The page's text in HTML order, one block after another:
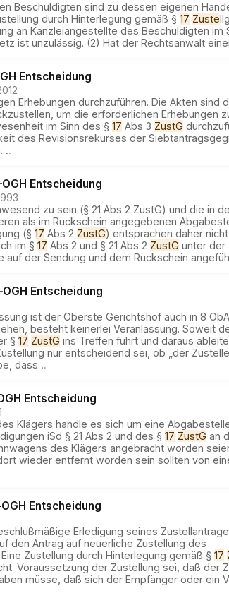
Beschuldigten sind zu dessen eigenen
durch Hinterlegung gemäß § 17 Zuste
an Kanzleiangestellte des Beschuldigten im
ist unzulässig. (2) Hat der Rechtsanwalt
Entscheidung
Erhebungen durchzuführen. Die Akten sind
um die erforderlichen Erhebungen
im Sinn des § 17 Abs 3 ZustG
des Revisionsrekurses der
…
OGH Entscheidung
zu sein (§ 21 Abs 2 ZustG) und die in
als im Rückschein angegebenen
(§ 17 Abs 2 ZustG) entsprachen daher
im § 17 Abs 2 und § 21 Abs 2 ZustG unter der
auf der Sendung und dem Rückschein
OGH Entscheidung
ist der Oberste Gerichtshof auch in 8
besteht keinerlei Veranlassung. Soweit
§ 17 ZustG ins Treffen führt und daraus
nur entscheidend sei, ob „der
dass…
Entscheidung
Klägers handle es sich um eine
iSd § 21 Abs 2 und des § 17 ZustG an
des Klägers angebracht worden
wieder entfernt worden sein sollten von
OGH Entscheidung
Erledigung seines
den Antrag auf neuerliche Zustellung des
Zustellung durch Hinterlegung gemäß § 17
Voraussetzung der Zustellung sei, daß der
müsse, daß sich der Empfänger oder ein